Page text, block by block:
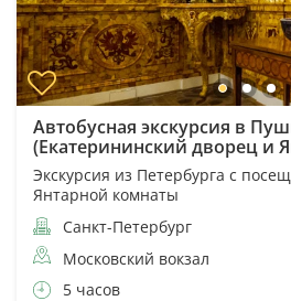
Автобусная экскурсия в
(Екатерининский дворец и
Экскурсия из Петербурга с
Янтарной комнаты
Санкт-Петербург
Московский вокзал
5 часов